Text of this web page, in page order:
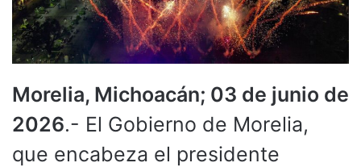
Morelia, Michoacán; 03 de junio de
2026.- El Gobierno de Morelia,
que encabeza el presidente